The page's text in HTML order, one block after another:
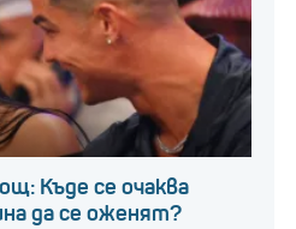
Къде се очаква
да се оженят?